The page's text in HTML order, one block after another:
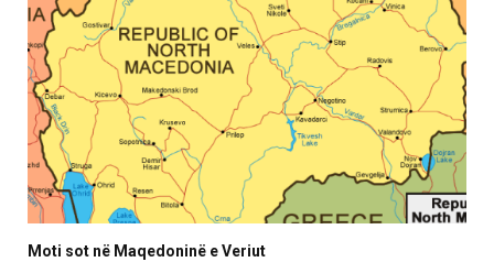
Moti sot në Maqedoninë e Veriut